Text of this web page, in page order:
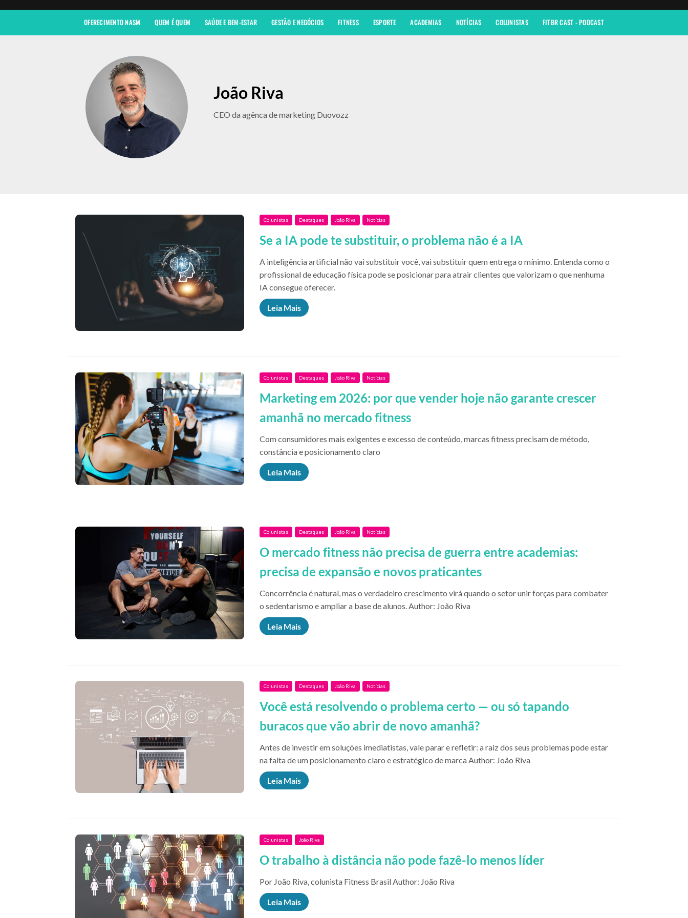
OFERECIMENTO NASM QUEM É QUEM SAÚDE E BEM-ESTAR GESTÃO E NEGÓCIOS FITNESS ESPORTE ACADEMIAS NOTÍCIAS COLUNISTAS FITBR CAST - PODCAST
João Riva
CEO da agênca de marketing Duovozz
Colunistas Destaques João Riva Notícias
Se a IA pode te substituir, o problema não é a IA
A inteligência artificial não vai substituir você, vai substituir quem entrega o mínimo. Entenda como o
profissional de educação física pode se posicionar para atrair clientes que valorizam o que nenhuma
IA consegue oferecer.
Leia Mais
Colunistas Destaques João Riva Notícias
Marketing em 2026: por que vender hoje não garante crescer
amanhã no mercado fitness
Com consumidores mais exigentes e excesso de conteúdo, marcas fitness precisam de método,
constância e posicionamento claro
Leia Mais
Colunistas Destaques João Riva Notícias
O mercado fitness não precisa de guerra entre academias:
precisa de expansão e novos praticantes
Concorrência é natural, mas o verdadeiro crescimento virá quando o setor unir forças para combater
o sedentarismo e ampliar a base de alunos. Author: João Riva
Leia Mais
Colunistas Destaques João Riva Notícias
Você está resolvendo o problema certo — ou só tapando
buracos que vão abrir de novo amanhã?
Antes de investir em soluções imediatistas, vale parar e refletir: a raiz dos seus problemas pode estar
na falta de um posicionamento claro e estratégico de marca Author: João Riva
Leia Mais
Colunistas João Riva
O trabalho à distância não pode fazê-lo menos líder
Por João Riva, colunista Fitness Brasil Author: João Riva
Leia Mais